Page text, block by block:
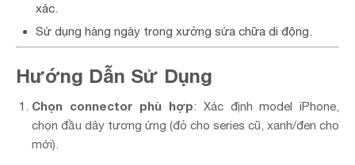
xác.
Sử dụng hàng ngày trong xưởng sửa chữa di động.
Hướng Dẫn Sử Dụng
Chọn connector phù hợp: Xác định model iPhone,
chọn đầu dây tương ứng (đỏ cho series cũ, xanh/đen cho
mới).